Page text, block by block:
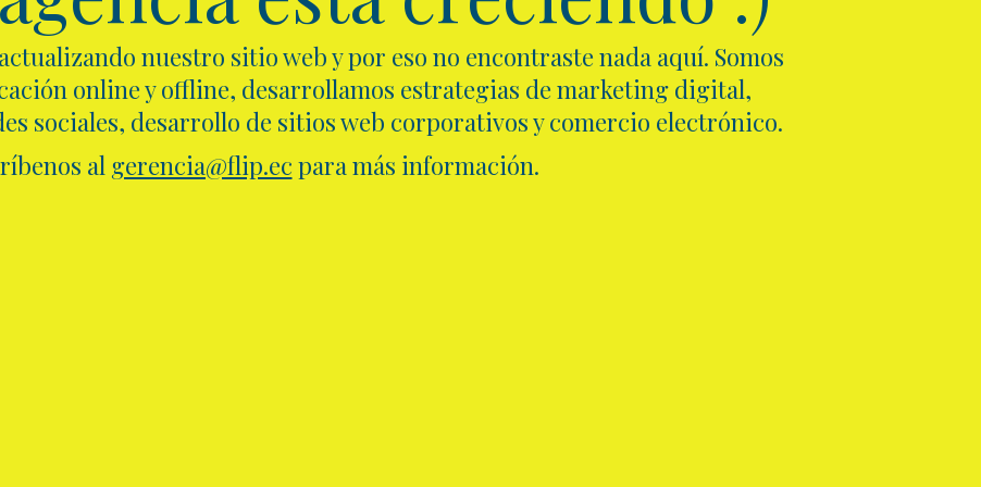
nuestro sitio web y por eso no encontraste nada aquí. Somos
online y offline, desarrollamos estrategias de marketing digital,
sociales, desarrollo de sitios web corporativos y comercio electrónico.
algerencia@flip.ec para más información.